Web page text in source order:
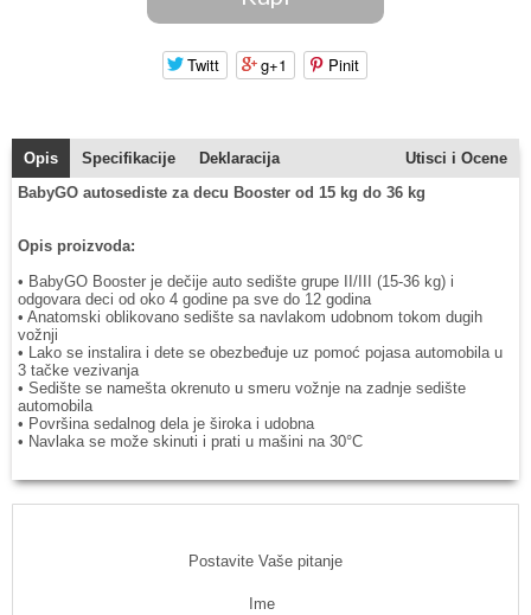
Twitt g+1 Pinit
Opis Specifikacije Deklaracija
Utisci i Ocene
BabyGO autosediste za decu Booster od 15 kg do 36 kg
Opis proizvoda:
• BabyGO Booster je dečije auto sedište grupe II/III (15-36 kg) i
odgovara deci od oko 4 godine pa sve do 12 godina
• Anatomski oblikovano sedište sa navlakom udobnom tokom dugih
vožnji
• Lako se instalira i dete se obezbeđuje uz pomoć pojasa automobila u
3 tačke vezivanja
• Sedište se namešta okrenuto u smeru vožnje na zadnje sedište
automobila
• Površina sedalnog dela je široka i udobna
• Navlaka se može skinuti i prati u mašini na 30°C
Postavite Vaše pitanje
Ime